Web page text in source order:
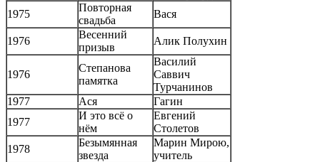
1975
Повторная
свадьба
Вася
1976
Весенний
призыв
Алик Полухин
1976
Степанова
памятка
Василий
Саввич
Турчанинов
1977
Ася
Гагин
1977
И это всё о
нём
Евгений
Столетов
1978
Безымянная
звезда
Марин Мирою,
учитель